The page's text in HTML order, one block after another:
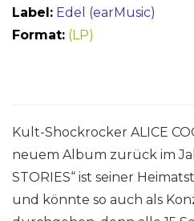
Label: Edel (earMusic)
Format: (LP)
Kult-Shockrocker ALICE
neuem Album zurück im
STORIES“ ist seiner
und könnte so auch als